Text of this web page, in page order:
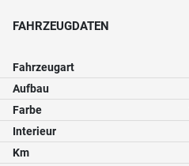
FAHRZEUGDATEN
Fahrzeugart
Aufbau
Farbe
Interieur
Km